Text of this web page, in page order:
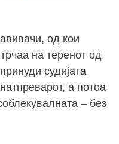
од кои
на теренот од
судијата
а потоа
– без